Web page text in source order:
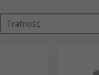
Trafność